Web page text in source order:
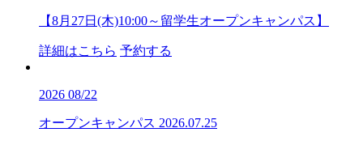
【8月27日(木)10:00～留学生オープンキャンパス】
詳細はこちら 予約する
2026 08/22
オープンキャンパス 2026.07.25